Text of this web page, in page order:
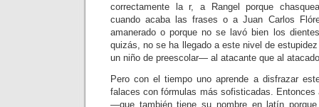
correctamente la r, a Rangel porque
cuando acaba las frases o a Juan Carlos
amanerado o porque no se lavó bien los
quizás, no se ha llegado a este nivel de
un niño de preescolar— al atacante que al
Pero con el tiempo uno aprende a disfrazar
falaces con fórmulas más sofisticadas. Entonces
—que también tiene su nombre en latín